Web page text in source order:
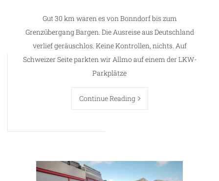
Gut 30 km waren es von Bonndorf bis zum
Grenzübergang Bargen. Die Ausreise aus Deutschland
verlief geräuschlos. Keine Kontrollen, nichts. Auf
Schweizer Seite parkten wir Allmo auf einem der LKW-
Parkplätze
Continue Reading